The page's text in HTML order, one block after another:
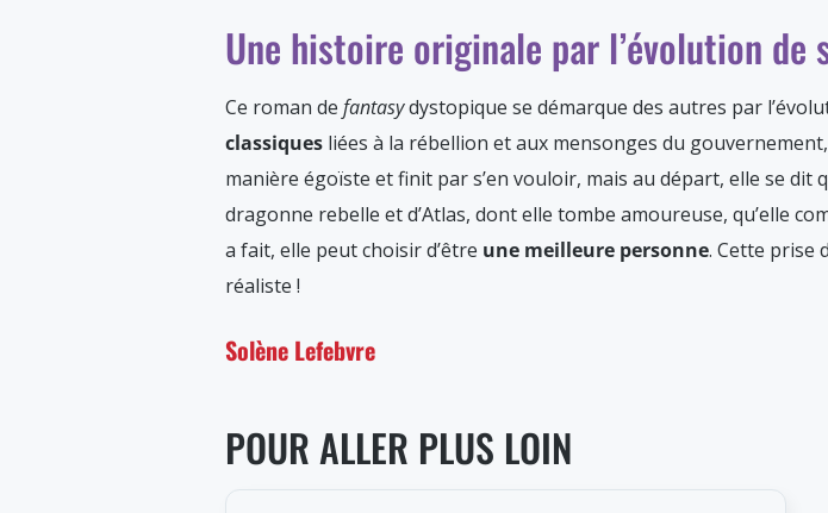
Une histoire originale par l’évolution de
Ce roman de fantasydystopique se démarque des autres par
classiques liées à la rébellion et aux mensonges du
manière égoïste et finit par s’en vouloir, mais au départ, elle se dit
dragonne rebelle et d’Atlas, dont elle tombe amoureuse, qu’elle
a fait, elle peut choisir d’être une meilleure personne. Cette prise
réaliste !
Solène Lefebvre
POUR ALLER PLUS LOIN